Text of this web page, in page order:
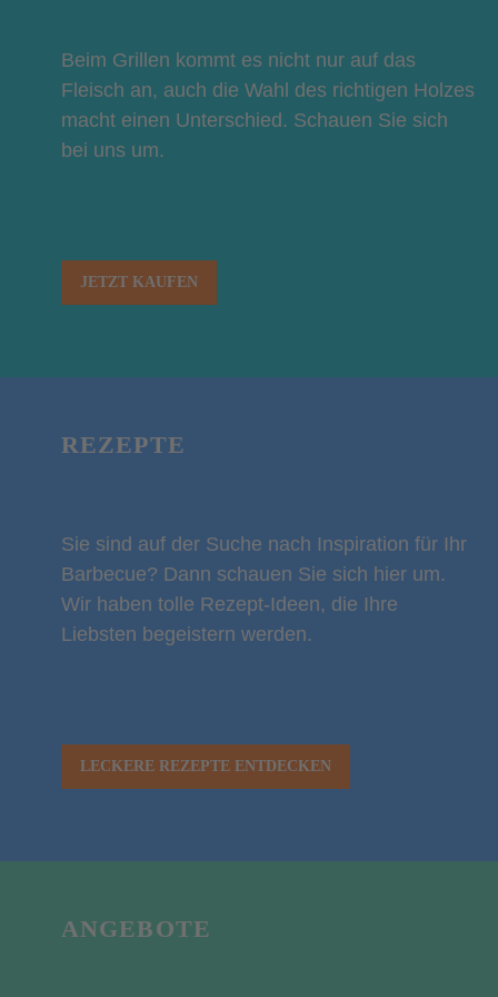
Beim Grillen kommt es nicht nur auf das
Fleisch an, auch die Wahl des richtigen Holzes
macht einen Unterschied. Schauen Sie sich
bei uns um.
JETZT KAUFEN
REZEPTE
Sie sind auf der Suche nach Inspiration für Ihr
Barbecue? Dann schauen Sie sich hier um.
Wir haben tolle Rezept-Ideen, die Ihre
Liebsten begeistern werden.
LECKERE REZEPTE ENTDECKEN
ANGEBOTE